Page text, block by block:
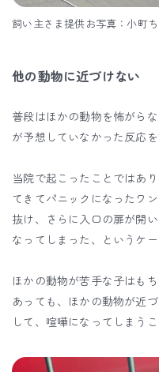
飼い主さま提供お写真：小町
他の動物に近づけない
普段はほかの動物を怖がら
が予想していなかった反応
当院で起こったことではあ
てきてパニックになったワ
抜け、さらに入口の扉が開
なってしまった、というケー
ほかの動物が苦手な子はも
あっても、ほかの動物が近
して、喧嘩になってしまう